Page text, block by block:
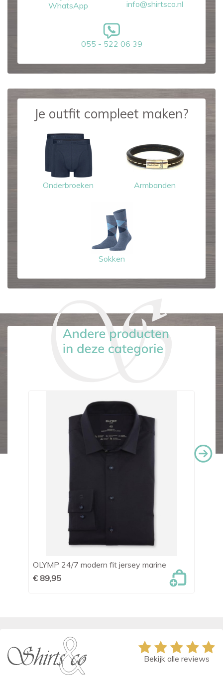
WhatsApp info@shirtsco.nl
055 - 522 06 39
Je outfit compleet maken?
Onderbroeken Armbanden
Sokken
OLYMP 24/7 modern fit jersey marine
€ 89,95
Bekijk alle reviews